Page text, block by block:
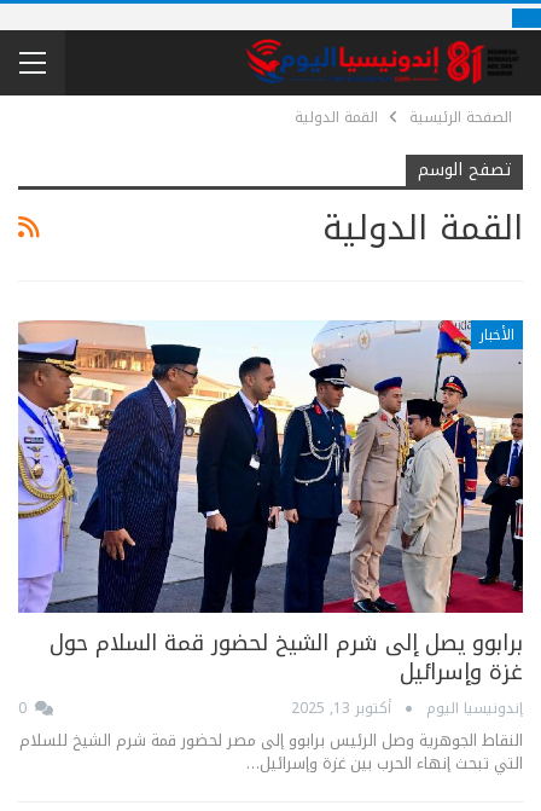
الصفحة الرئيسية القمة الدولية
تصفح الوسم
القمة الدولية
الأخبار
برابوو يصل إلى شرم الشيخ لحضور قمة السلام حول
غزة وإسرائيل
إندونيسيا اليوم أكتوبر 13, 2025
النقاط الجوهرية وصل الرئيس برابوو إلى مصر لحضور قمة شرم الشيخ للسلام
التي تبحث إنهاء الحرب بين غزة وإسرائيل…